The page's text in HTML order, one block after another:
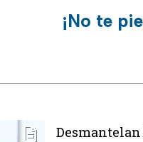
¡No te
Desmantelan